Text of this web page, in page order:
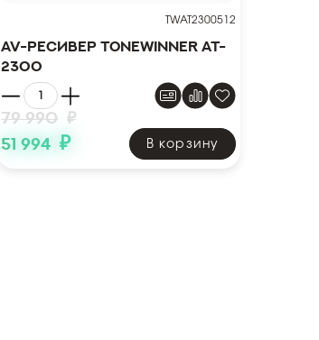
TWAT2300512
AV-ресивер ToneWinner AT-
2300
79 990 ₽
51 994 ₽ В корзину